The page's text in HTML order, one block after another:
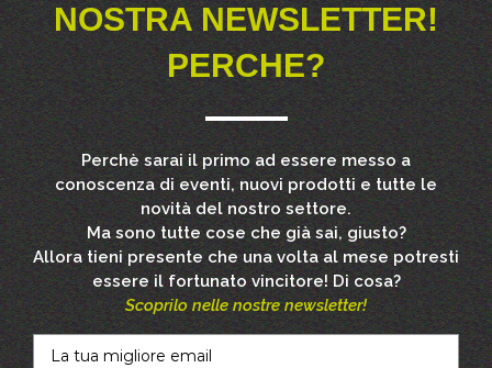
NOSTRA NEWSLETTER!
PERCHE?
Perchè sarai il primo ad essere messo a
conoscenza di eventi, nuovi prodotti e tutte le
novità del nostro settore.
Ma sono tutte cose che già sai, giusto?
Allora tieni presente che una volta al mese potresti
essere il fortunato vincitore! Di cosa?
Scoprilo nelle nostre newsletter!